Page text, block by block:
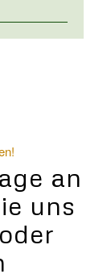
an
uns